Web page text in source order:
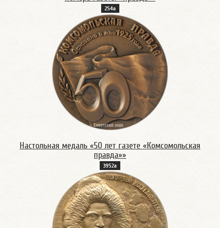
254а
Настольная медаль «50 лет газете «Комсомольская
правда»»
3952а